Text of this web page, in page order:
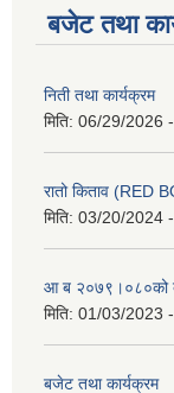
बजेट तथा
निती तथा कार्यक्रम
मिति: 06/29/2026
रातो किताव (RED
मिति: 03/20/2024
आ ब २०७९।०८०को
मिति: 01/03/2023
बजेट तथा कार्यक्रम